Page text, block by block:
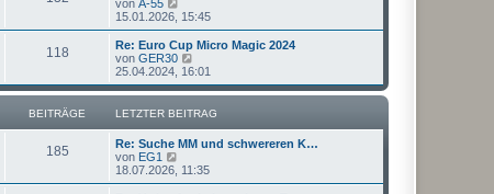
a
g
e
i
t
a
g
von A-55
e
u
e
s
t
r
B
e
i
t
a
g
15.01.2026, 15:45
118
Re: Euro Cup Micro Magic 2024
von GER30
e
u
e
s
r
e
i
25.04.2024, 16:01
BEITRÄGE LETZTER BEITRAG
185
Re: Suche MM und schwereren K…
von EG1
e
u
18.07.2026, 11:35